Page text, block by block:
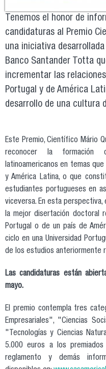
Tenemos el honor de
candidaturas al Premio
una iniciativa
Banco Santander Totta
incrementar las
Portugal y de América
desarrollo de una cultura
Este Premio, Científico Mário
reconocer la formación
latinoamericanos en temas
y América Latina, o que
estudiantes portugueses en
viceversa. En esta
la mejor disertación doctoral
Portugal o de un país de
ciclo en una Universidad
de los estudios anteriormente
Las candidaturas están
mayo.
El premio contempla tres
Empresariales", "Ciencias
"Tecnologías y Ciencias
5.000 euros a los
reglamento y demás